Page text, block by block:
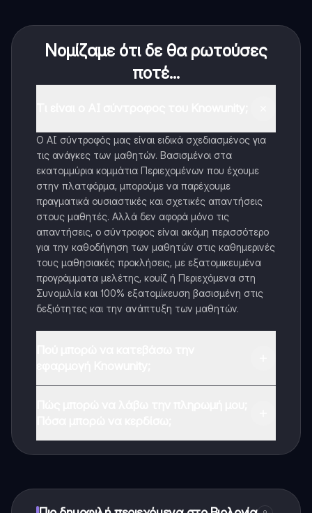
Νομίζαμε ότι δε θα ρωτούσες
ποτέ...
Ο AI σύντροφός μας είναι ειδικά σχεδιασμένος για
τις ανάγκες των μαθητών. Βασισμένοι στα
εκατομμύρια κομμάτια Περιεχομένων που έχουμε
στην πλατφόρμα, μπορούμε να παρέχουμε
πραγματικά ουσιαστικές και σχετικές απαντήσεις
στους μαθητές. Αλλά δεν αφορά μόνο τις
απαντήσεις, ο σύντροφος είναι ακόμη περισσότερο
για την καθοδήγηση των μαθητών στις καθημερινές
τους μαθησιακές προκλήσεις, με εξατομικευμένα
προγράμματα μελέτης, κουίζ ή Περιεχόμενα στη
Συνομιλία και 100% εξατομίκευση βασισμένη στις
δεξιότητες και την ανάπτυξη των μαθητών.